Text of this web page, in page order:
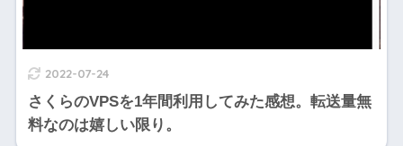
2022-07-24
さくらのVPSを1年間利用してみた感想。転送量無
料なのは嬉しい限り。